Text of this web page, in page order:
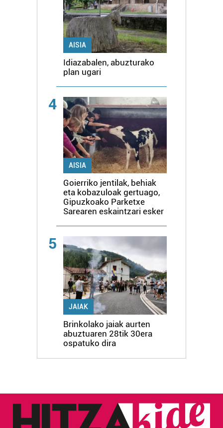
AISIA
Idiazabalen, abuzturako
plan ugari
4
AISIA
Goierriko jentilak, behiak
eta kobazuloak gertuago,
Gipuzkoako Parketxe
Sarearen eskaintzari esker
5
JAIAK
Brinkolako jaiak aurten
abuztuaren 28tik 30era
ospatuko dira